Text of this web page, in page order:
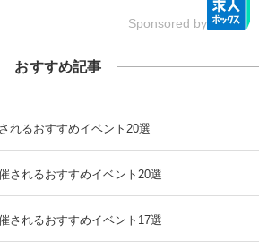
Sponsored by
おすすめ記事
れるおすすめイベント20選
されるおすすめイベント20選
されるおすすめイベント17選